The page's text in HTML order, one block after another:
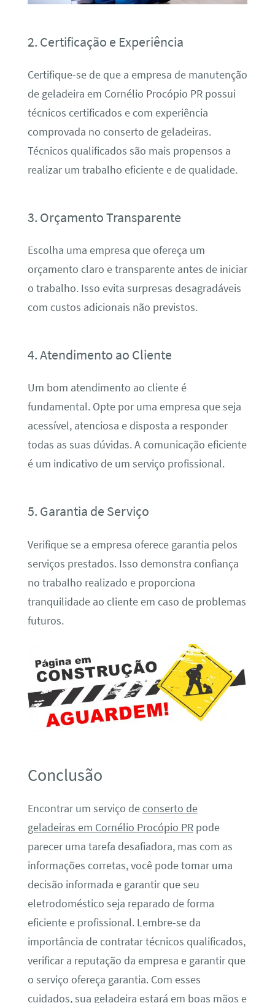
2. Certificação e Experiência
Certifique-se de que a empresa de manutenção
de geladeira em Cornélio Procópio PR possui
técnicos certificados e com experiência
comprovada no conserto de geladeiras.
Técnicos qualificados são mais propensos a
realizar um trabalho eficiente e de qualidade.
3. Orçamento Transparente
Escolha uma empresa que ofereça um
orçamento claro e transparente antes de iniciar
o trabalho. Isso evita surpresas desagradáveis
com custos adicionais não previstos.
4. Atendimento ao Cliente
Um bom atendimento ao cliente é
fundamental. Opte por uma empresa que seja
acessível, atenciosa e disposta a responder
todas as suas dúvidas. A comunicação eficiente
é um indicativo de um serviço profissional.
5. Garantia de Serviço
Verifique se a empresa oferece garantia pelos
serviços prestados. Isso demonstra confiança
no trabalho realizado e proporciona
tranquilidade ao cliente em caso de problemas
futuros.
Conclusão
Encontrar um serviço deconserto de
geladeiras em Cornélio Procópio PRpode
parecer uma tarefa desafiadora, mas com as
informações corretas, você pode tomar uma
decisão informada e garantir que seu
eletrodoméstico seja reparado de forma
eficiente e profissional. Lembre-se da
importância de contratar técnicos qualificados,
verificar a reputação da empresa e garantir que
o serviço ofereça garantia. Com esses
cuidados, sua geladeira estará em boas mãos e